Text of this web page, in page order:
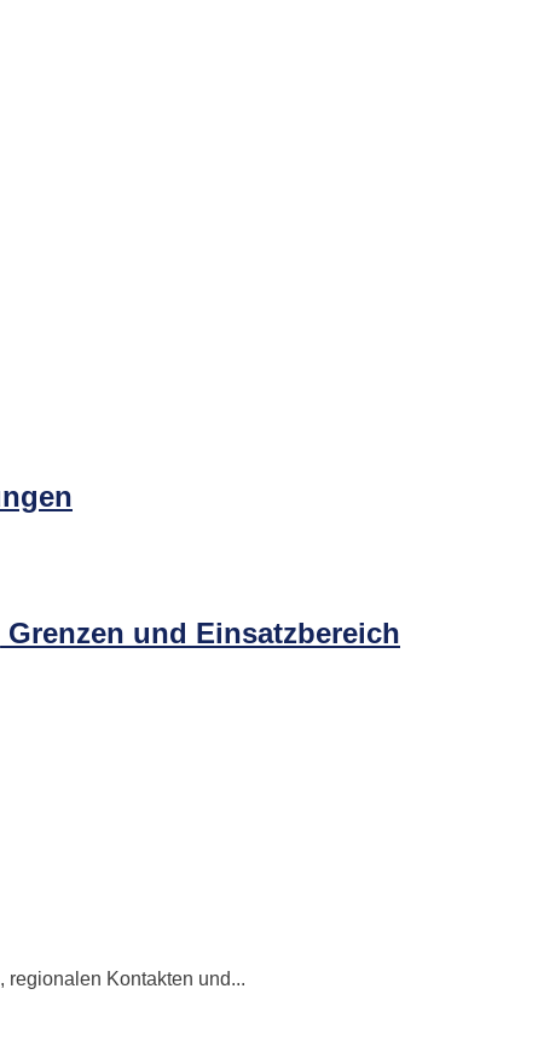
und Einsatzbereich
regionalen Kontakten und...